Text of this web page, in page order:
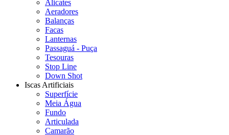
Alicates
Aeradores
Balanças
Facas
Lanternas
Passaguá - Puça
Tesouras
Stop Line
Down Shot
Iscas Artificiais
Superfície
Meia Água
Fundo
Articulada
Camarão